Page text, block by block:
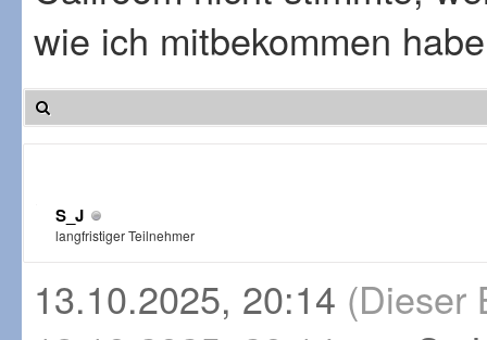
wie ich mitbekommen
S_J
langfristiger Teilnehmer
13.10.2025, 20:14 (Dieser